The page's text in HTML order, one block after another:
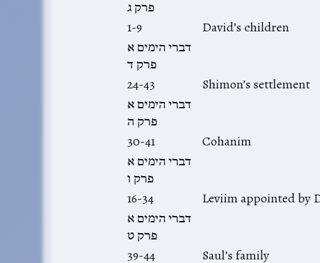
פרק ג
1-9
David’s children
דברי הימים א
פרק ד
24-43
Shimon’s settlement
דברי הימים א
פרק ה
30-41
Cohanim
דברי הימים א
פרק ו
16-34
Leviim appointed by
דברי הימים א
פרק ט
39-44
Saul’s family